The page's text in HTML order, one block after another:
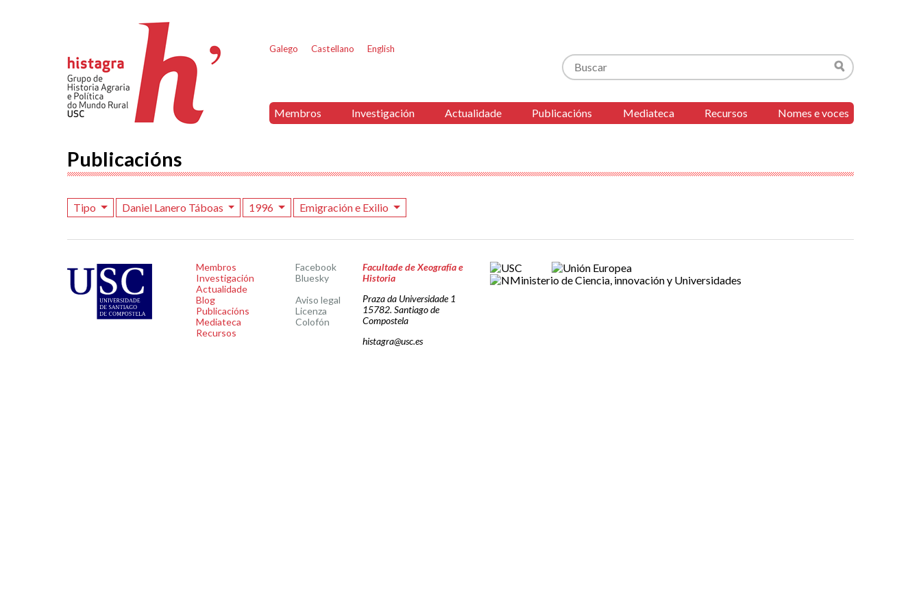
Galego Castellano English
Buscar
Buscar
Membros Investigación Actualidade Publicacións Mediateca Recursos Nomes e voces
Publicacións
Tipo Daniel Lanero Táboas 1996 Emigración e Exilio
Membros
Investigación
Actualidade
Blog
Publicacións
Mediateca
Recursos
Facebook
Bluesky
Aviso legal
Licenza
Colofón
Facultade de Xeografía e
Historia
Praza da Universidade 1
15782. Santiago de
Compostela
histagra@usc.es